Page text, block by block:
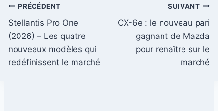
Navigation
de
l’article
PRÉCÉDENT
Stellantis Pro One
(2026) – Les quatre
nouveaux modèles qui
redéfinissent le marché
SUIVANT
CX-6e : le nouveau pari
gagnant de Mazda
pour renaître sur le
marché